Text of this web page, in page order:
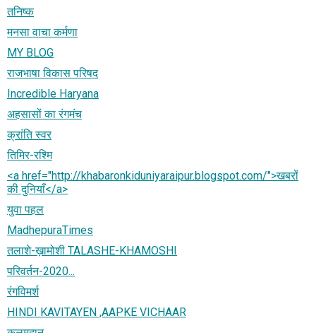
तनिष्क
मनसा वाचा कर्मणा
MY BLOG
राजभाषा विकास परिषद
Incredible Haryana
अहसासों का रंगमंच
क्रांति स्वर
तिमिर-रश्मि
<a href="http://khabaronkiduniyaraipur.blogspot.com/">खबरों
की दुनियाँ</a>
युवा पहल
MadhepuraTimes
तलाशे-ख़ामोशी TALASHE-KHAMOSHI
परिवर्तन-2020...
रंगविमर्श
HINDI KAVITAYEN ,AAPKE VICHAAR